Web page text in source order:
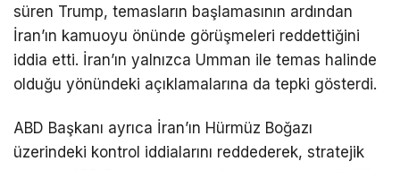
süren Trump, temasların başlamasının ardından
İran’ın kamuoyu önünde görüşmeleri reddettiğini
iddia etti. İran’ın yalnızca Umman ile temas halinde
olduğu yönündeki açıklamalarına da tepki gösterdi.
ABD Başkanı ayrıca İran’ın Hürmüz Boğazı
üzerindeki kontrol iddialarını reddederek, stratejik